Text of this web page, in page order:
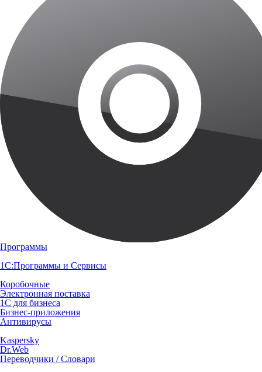
Программы
1С:Программы и Сервисы
Коробочные
Электронная поставка
1С для бизнеса
Бизнес-приложения
Антивирусы
Kaspersky
Dr.Web
Переводчики / Словари